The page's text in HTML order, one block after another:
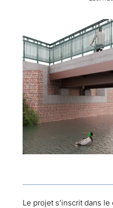
Le projet s’inscrit dans